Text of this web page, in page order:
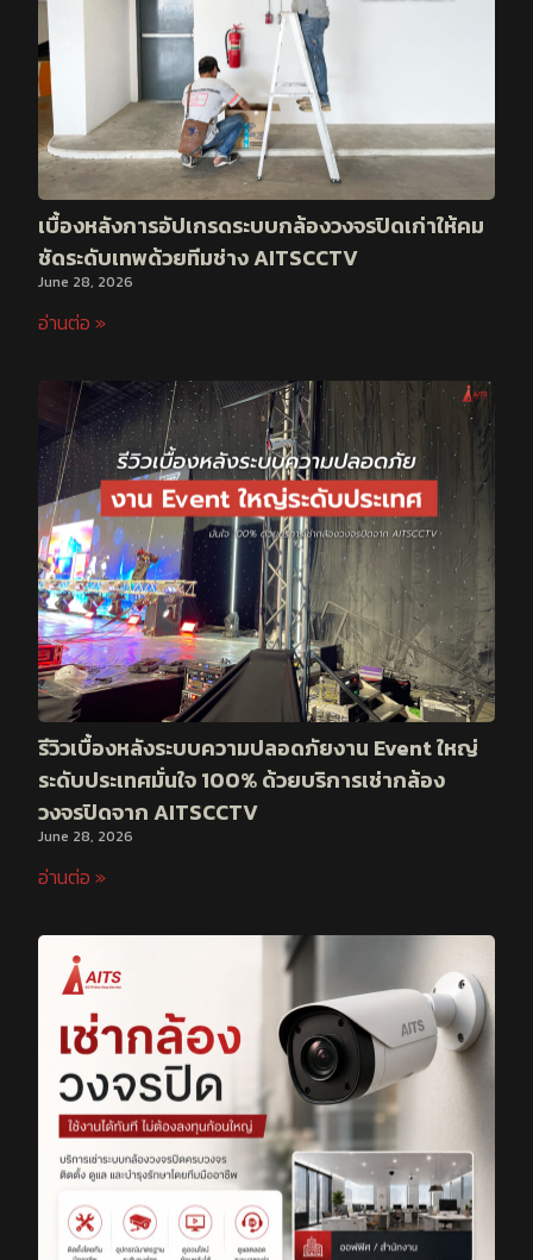
เบื้องหลังการอัปเกรดระบบกล้องวงจรปิดเก่าให้คม
ชัดระดับเทพด้วยทีมช่าง AITSCCTV
June 28, 2026
อ่านต่อ »
รีวิวเบื้องหลังระบบความปลอดภัยงาน Event ใหญ่
ระดับประเทศมั่นใจ 100% ด้วยบริการเช่ากล้อง
วงจรปิดจาก AITSCCTV
June 28, 2026
อ่านต่อ »